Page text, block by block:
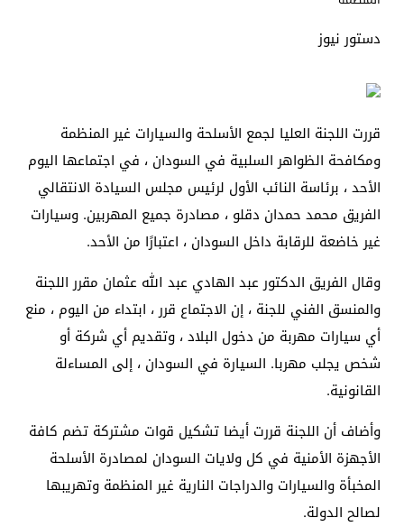
دستور نيوز
قررت اللجنة العليا لجمع الأسلحة والسيارات غير المنظمة
ومكافحة الظواهر السلبية في السودان ، في اجتماعها اليوم
الأحد ، برئاسة النائب الأول لرئيس مجلس السيادة الانتقالي
الفريق محمد حمدان دقلو ، مصادرة جميع المهربين. وسيارات
غير خاضعة للرقابة داخل السودان ، اعتبارًا من الأحد.
وقال الفريق الدكتور عبد الهادي عبد الله عثمان مقرر اللجنة
والمنسق الفني للجنة ، إن الاجتماع قرر ، ابتداء من اليوم ، منع
أي سيارات مهربة من دخول البلاد ، وتقديم أي شركة أو
شخص يجلب مهربا. السيارة في السودان ، إلى المساءلة
القانونية.
وأضاف أن اللجنة قررت أيضا تشكيل قوات مشتركة تضم كافة
الأجهزة الأمنية في كل ولايات السودان لمصادرة الأسلحة
المخبأة والسيارات والدراجات النارية غير المنظمة وتهريبها
لصالح الدولة.